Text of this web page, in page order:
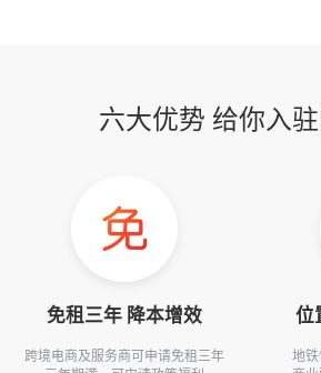
六大优势 给你入
免租三年 降本增效
跨境电商及服务商可申请免租三年
位
地